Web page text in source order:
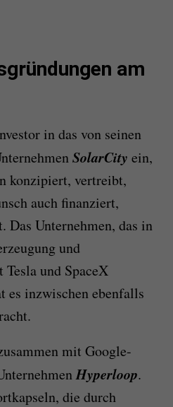
am
in das von seinen
SolarCity ein,
konzipiert, vertreibt,
auch finanziert,
Das Unternehmen, das in
und
und SpaceX
es inzwischen ebenfalls
mit Google-
Hyperloop.
die durch